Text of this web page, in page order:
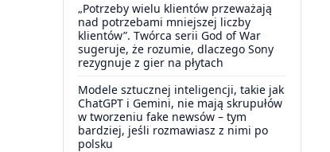
„Potrzeby wielu klientów przeważają
nad potrzebami mniejszej liczby
klientów”. Twórca serii God of War
sugeruje, że rozumie, dlaczego Sony
rezygnuje z gier na płytach
Modele sztucznej inteligencji, takie jak
ChatGPT i Gemini, nie mają skrupułów
w tworzeniu fake newsów – tym
bardziej, jeśli rozmawiasz z nimi po
polsku